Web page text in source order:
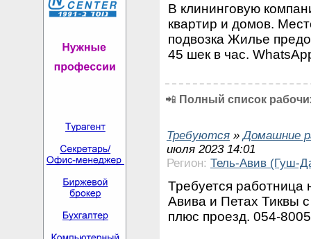
В клининговую
квартир и домов.
подвозка Жилье
45 шек в час.
📲 Полный список
Требуются »Домашние
июля 2023 14:01
Регион: Тель-Авив (Гуш-
Требуется работница
Авива и Петах Тиквы
плюс проезд. 054-